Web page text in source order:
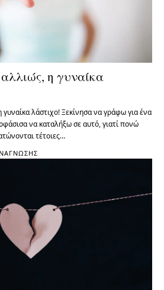
η γυναίκα
λάστιχο! Ξεκίνησα να γράφω για ένα
να καταλήξω σε αυτό, γιατί πονώ
τέτοιες…